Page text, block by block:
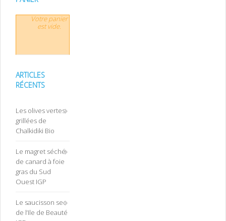
Votre panier
est vide.
ARTICLES
RÉCENTS
Les olives vertes
grillées de
Chalkidiki Bio
Le magret séché
de canard à foie
gras du Sud
Ouest IGP
Le saucisson sec
de l’Ile de Beauté